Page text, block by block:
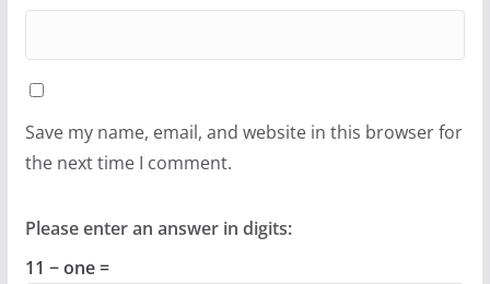
Save my name, email, and website in this browser for
the next time I comment.
Please enter an answer in digits:
11 − one =